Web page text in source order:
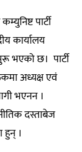
पार्टी
कार्यालय
भएको छ। पार्टी
अध्यक्ष एवं
भएनन ।
दस्ताबेज
।